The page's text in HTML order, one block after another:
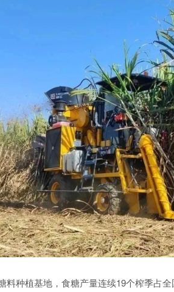
料种植基地，食糖产量连续19个榨季占